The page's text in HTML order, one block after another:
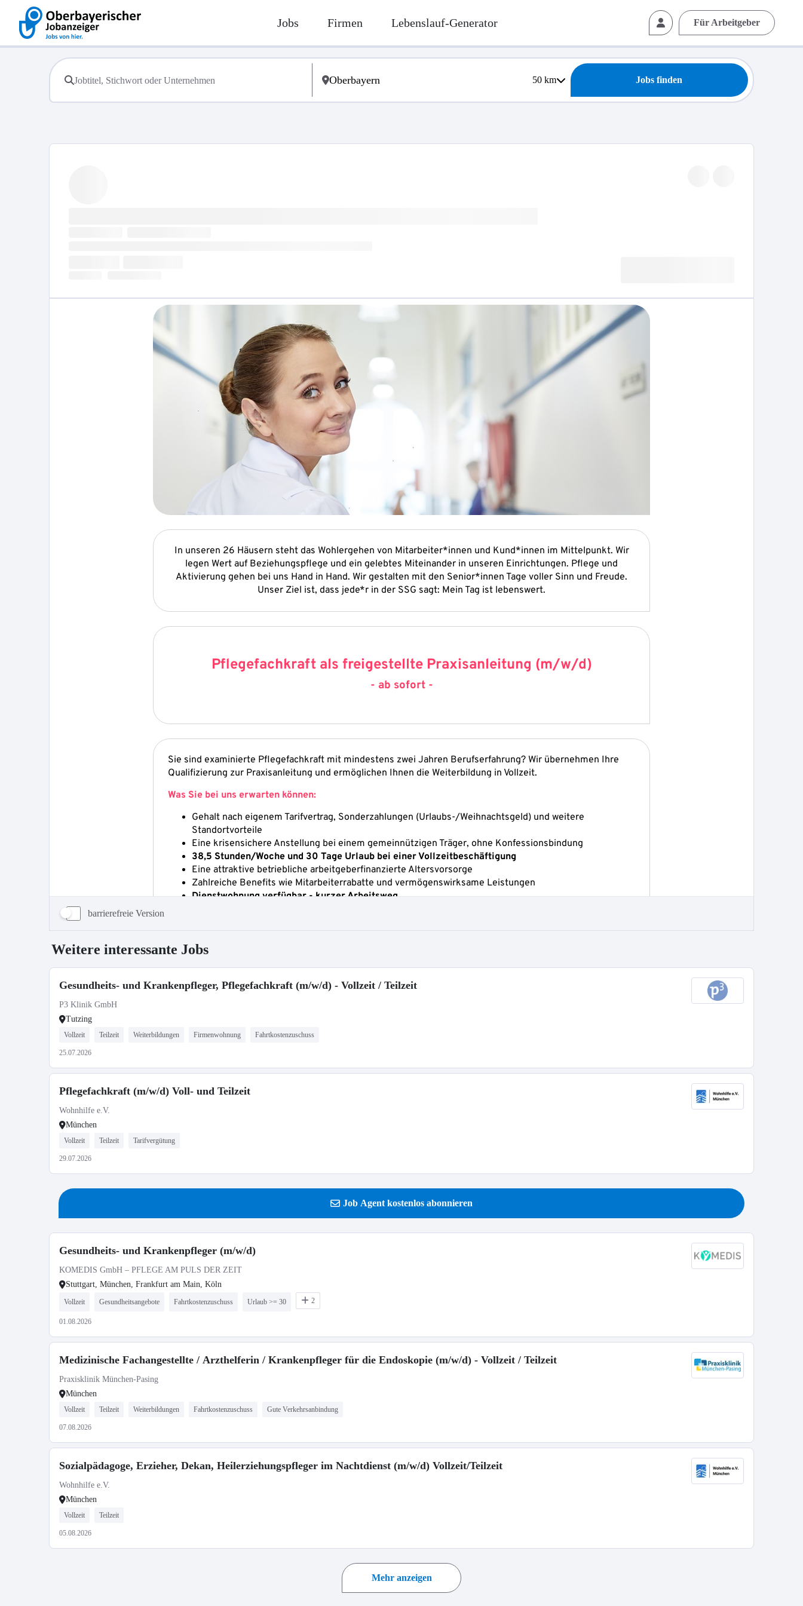
Jobs Firmen Lebenslauf-Generator Für Arbeitgeber
50km Jobs finden
barrierefreie Version
Weitere interessante Jobs
Gesundheits- und Krankenpfleger, Pflegefachkraft (m/w/d) - Vollzeit / Teilzeit
P3 Klinik GmbH
Tutzing
Vollzeit Teilzeit Weiterbildungen Firmenwohnung Fahrtkostenzuschuss
25.07.2026
Pflegefachkraft (m/w/d) Voll- und Teilzeit
Wohnhilfe e.V.
München
Vollzeit Teilzeit Tarifvergütung
29.07.2026
Job Agent kostenlos abonnieren
Gesundheits- und Krankenpfleger (m/w/d)
KOMEDIS GmbH – PFLEGE AM PULS DER ZEIT
Stuttgart, München, Frankfurt am Main, Köln
Vollzeit Gesundheitsangebote Fahrtkostenzuschuss Urlaub >= 30 2
01.08.2026
Medizinische Fachangestellte / Arzthelferin / Krankenpfleger für die Endoskopie (m/w/d) - Vollzeit / Teilzeit
Praxisklinik München-Pasing
München
Vollzeit Teilzeit Weiterbildungen Fahrtkostenzuschuss Gute Verkehrsanbindung
07.08.2026
Sozialpädagoge, Erzieher, Dekan, Heilerziehungspfleger im Nachtdienst (m/w/d) Vollzeit/Teilzeit
Wohnhilfe e.V.
München
Vollzeit Teilzeit
05.08.2026
Mehr anzeigen